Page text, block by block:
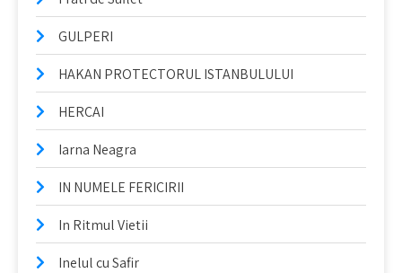
GULPERI
HAKAN PROTECTORUL ISTANBULULUI
HERCAI
Iarna Neagra
IN NUMELE FERICIRII
In Ritmul Vietii
Inelul cu Safir